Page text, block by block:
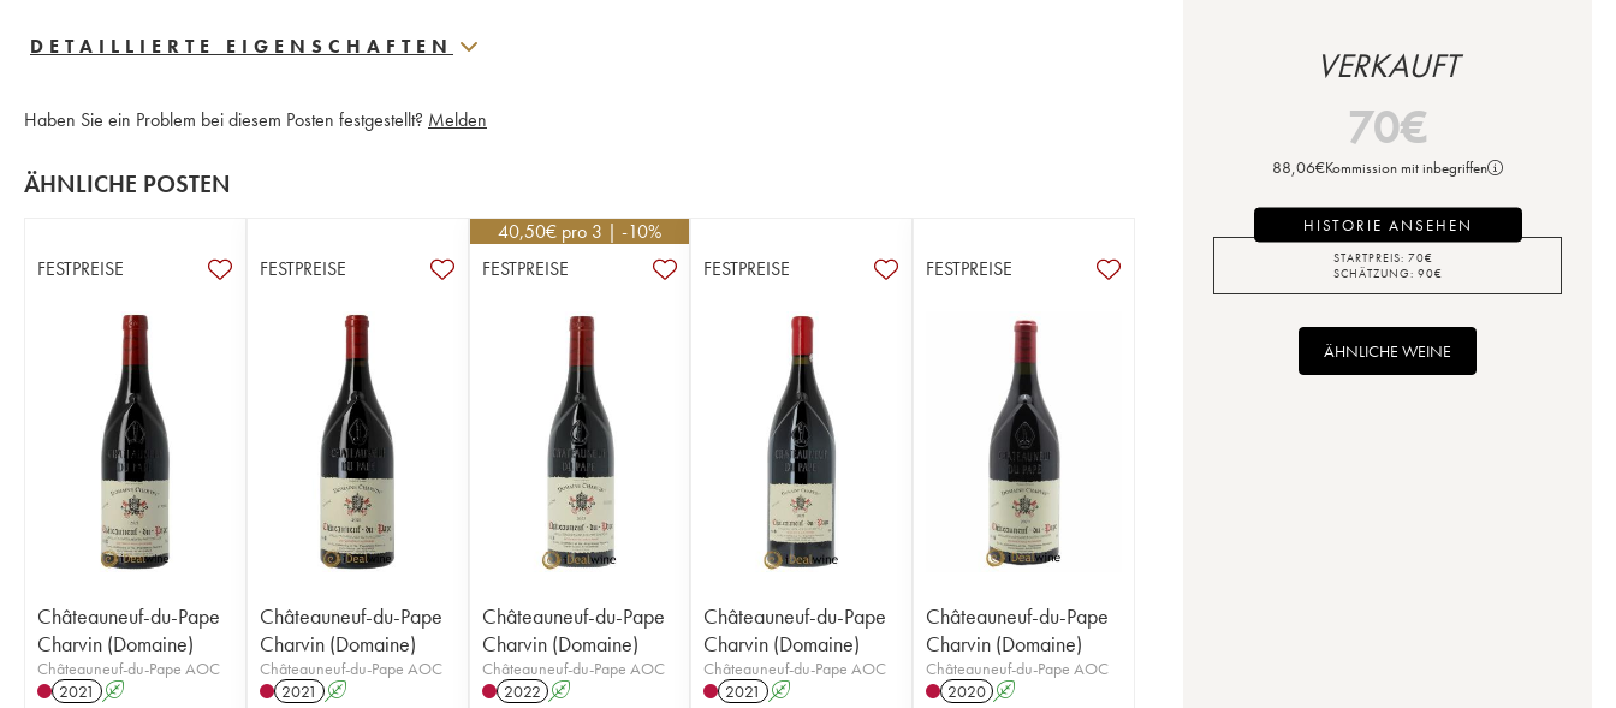
DETAILLIERTE EIGENSCHAFTEN
Haben Sie ein Problem bei diesem Posten festgestellt? Melden
ÄHNLICHE POSTEN
FESTPREISE
Châteauneuf-du-Pape
Charvin (Domaine)
Châteauneuf-du-Pape AOC
2021
A
FESTPREISE
Châteauneuf-du-Pape
Charvin (Domaine)
Châteauneuf-du-Pape AOC
2021 A
40,50€ pro 3 | -10%
FESTPREISE
Châteauneuf-du-Pape
Charvin (Domaine)
Châteauneuf-du-Pape AOC
2022 A
FESTPREISE
Châteauneuf-du-Pape
Charvin (Domaine)
Châteauneuf-du-Pape AOC
2021
A
FESTPREISE
Châteauneuf-du-Pape
Charvin (Domaine)
Châteauneuf-du-Pape AOC
2020 A
VERKAUFT
70€
88,06€Kommission mit inbegriffen
HISTORIE ANSEHEN
STARTPREIS: 70€
SCHÄTZUNG: 90€
ÄHNLICHE WEINE